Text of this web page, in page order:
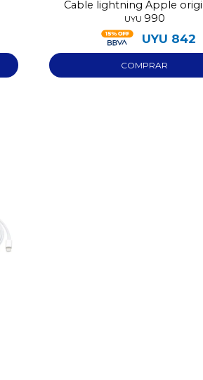
Cable lightning Apple
metros
UYU 990
UYU 842